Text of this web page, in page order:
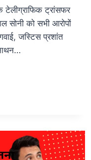
ट्रांसफर
सोनी को सभी आरोपों
जस्टिस प्रशांत